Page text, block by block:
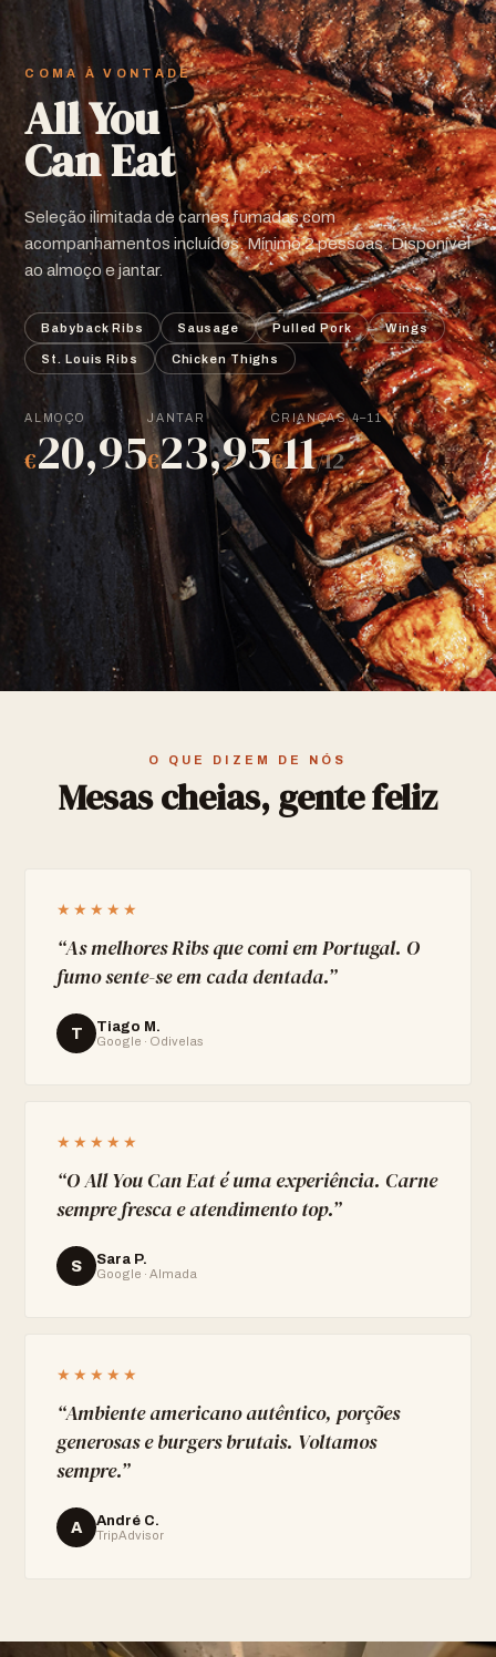
COMA À VONTADE
All You
Can Eat
Seleção ilimitada de carnes fumadas com
acompanhamentos incluídos. Mínimo 2 pessoas. Disponível
ao almoço e jantar.
Babyback Ribs Sausage Pulled Pork Wings
St. Louis Ribs Chicken Thighs
ALMOÇO
€20,95
JANTAR
€23,95
CRIANÇAS 4–11
€11/12
O QUE DIZEM DE NÓS
Mesas cheias, gente feliz
★★★★★
“As melhores Ribs que comi em Portugal. O
fumo sente-se em cada dentada.”
T Tiago M.
Google · Odivelas
★★★★★
“O All You Can Eat é uma experiência. Carne
sempre fresca e atendimento top.”
S Sara P.
Google · Almada
★★★★★
“Ambiente americano autêntico, porções
generosas e burgers brutais. Voltamos
sempre.”
A André C.
TripAdvisor